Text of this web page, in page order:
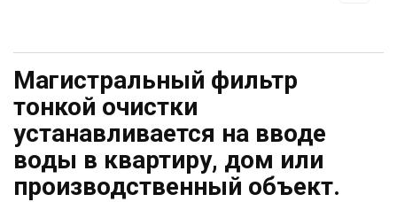
Магистральный фильтр
тонкой очистки
устанавливается на вводе
воды в квартиру, дом или
производственный объект.